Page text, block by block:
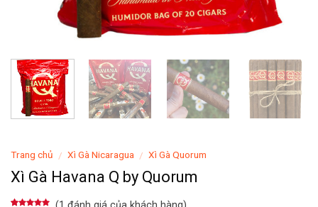
Trang chủ / Xì Gà Nicaragua / Xì Gà Quorum
Xì Gà Havana Q by Quorum